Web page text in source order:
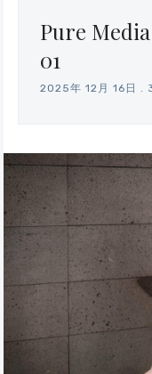
Pure
01
2025年 12月 16日